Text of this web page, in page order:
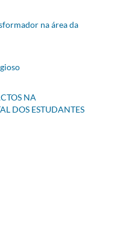
na área da
NA
DOS ESTUDANTES